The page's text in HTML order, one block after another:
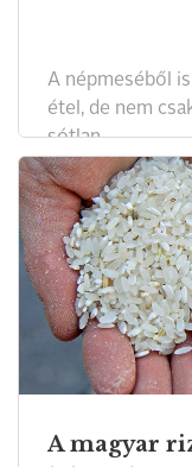
A népmeséből
étel, de nem
sótlan.
A magyar